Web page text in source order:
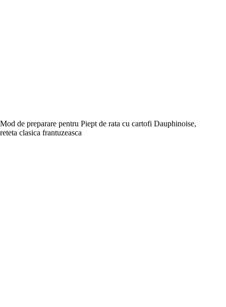
Mod de preparare pentru Piept de rata cu cartofi Dauphinoise,
reteta clasica frantuzeasca